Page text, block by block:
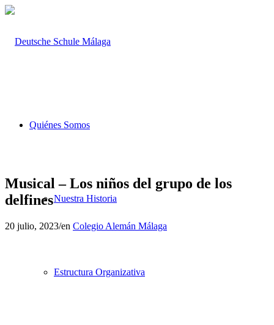
Quiénes Somos
Nuestra Historia
Estructura Organizativa
Musical – Los niños del grupo de los
delfines
20 julio, 2023/en Colegio Alemán Málaga